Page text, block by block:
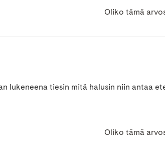
Oliko tämä
lukeneena tiesin mitä halusin niin antaa
Oliko tämä